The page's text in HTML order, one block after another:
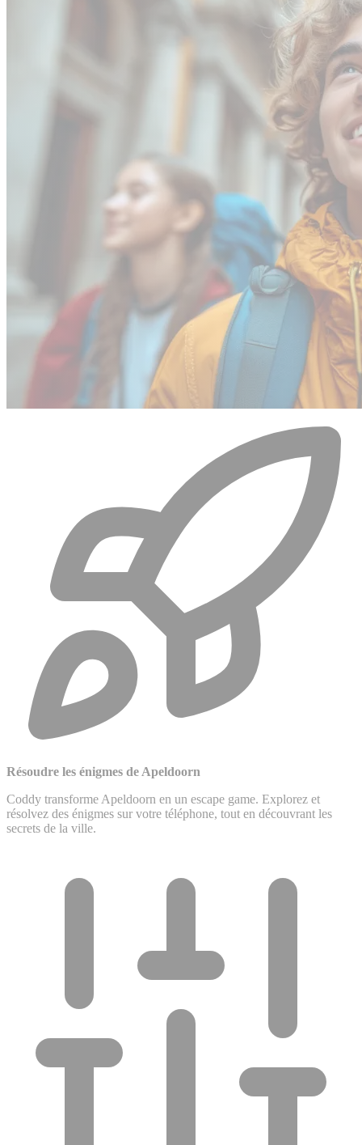
Résoudre les énigmes de Apeldoorn
Coddy transforme Apeldoorn en un escape game. Explorez et
résolvez des énigmes sur votre téléphone, tout en découvrant les
secrets de la ville.